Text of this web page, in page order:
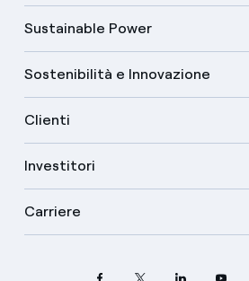
Sustainable Power
Sostenibilità e Innovazione
Clienti
Investitori
Carriere